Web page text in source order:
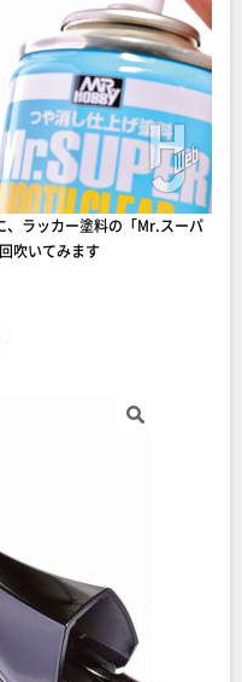
ラッカー塗料の「Mr.スーパ
吹いてみます